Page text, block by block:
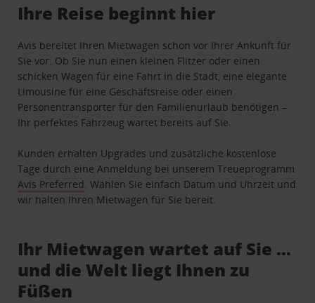
Ihre Reise beginnt hier
Avis bereitet Ihren Mietwagen schon vor Ihrer Ankunft für
Sie vor. Ob Sie nun einen kleinen Flitzer oder einen
schicken Wagen für eine Fahrt in die Stadt, eine elegante
Limousine für eine Geschäftsreise oder einen
Personentransporter für den Familienurlaub benötigen –
Ihr perfektes Fahrzeug wartet bereits auf Sie.
Kunden erhalten Upgrades und zusätzliche kostenlose
Tage durch eine Anmeldung bei unserem Treueprogramm
Avis Preferred . Wählen Sie einfach Datum und Uhrzeit und
wir halten Ihren Mietwagen für Sie bereit.
Ihr Mietwagen wartet auf Sie …
und die Welt liegt Ihnen zu
Füßen